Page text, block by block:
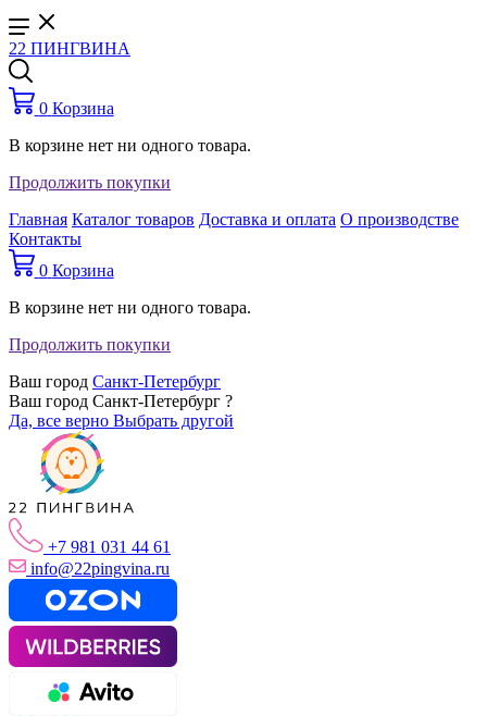
22 ПИНГВИНА
0 Корзина
В корзине нет ни одного товара.
Продолжить покупки
Главная Каталог товаров Доставка и оплата О производстве
Контакты
0 Корзина
В корзине нет ни одного товара.
Продолжить покупки
Ваш город Санкт-Петербург
Ваш город Санкт-Петербург ?
Да, все верно Выбрать другой
+7 981 031 44 61
info@22pingvina.ru